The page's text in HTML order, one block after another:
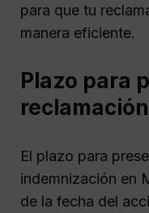
para que tu
manera eficiente.
Plazo para
reclamación
El plazo para
indemnización en
de la fecha del